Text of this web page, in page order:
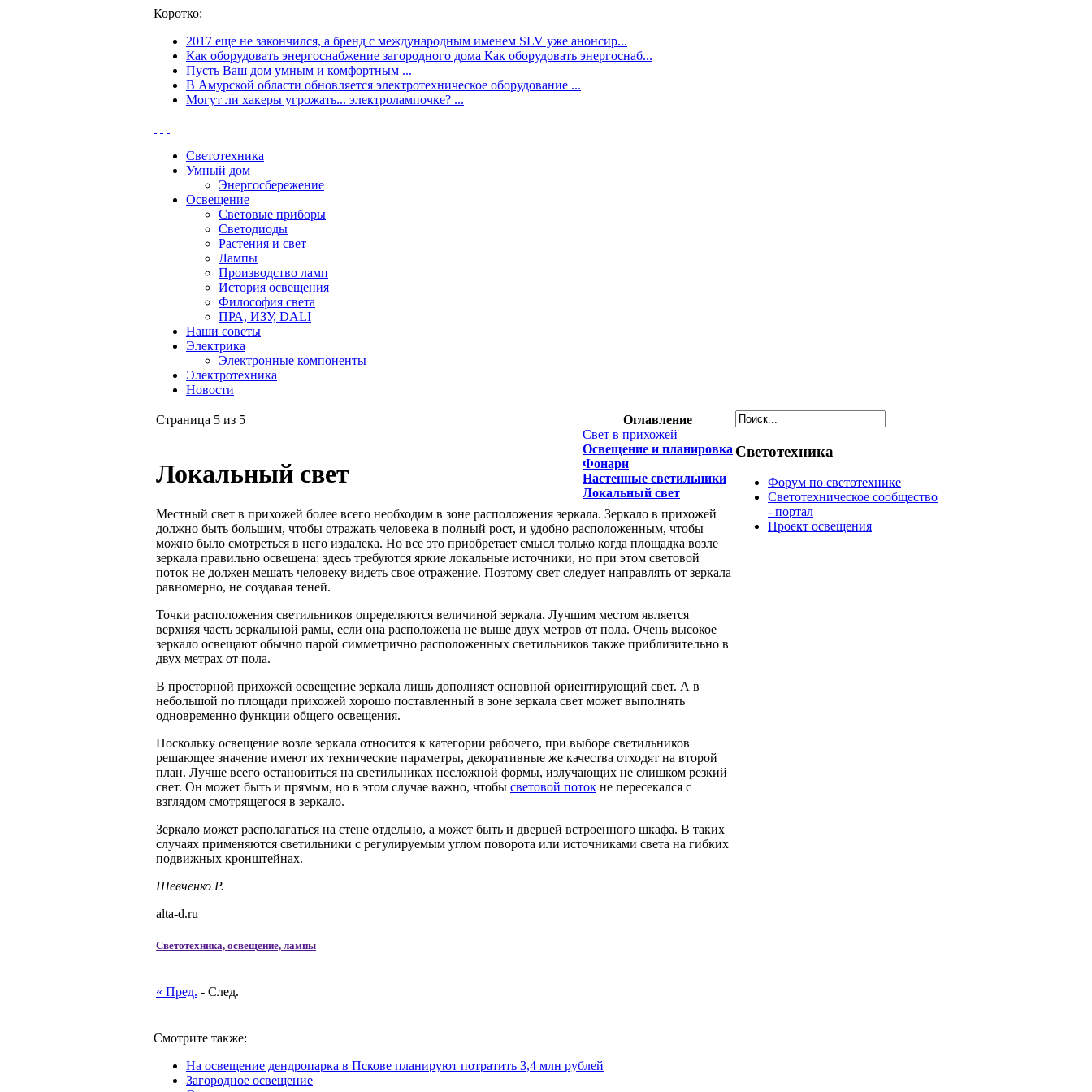
Коротко:
2017 еще не закончился, а бренд с международным именем SLV уже анонсир...
Как оборудовать энергоснабжение загородного дома Как оборудовать энергоснаб...
Пусть Ваш дом умным и комфортным ...
В Амурской области обновляется электротехническое оборудование ...
Могут ли хакеры угрожать... электролампочке? ...
Светотехника
Умный дом
Энергосбережение
Освещение
Световые приборы
Светодиоды
Растения и свет
Лампы
Производство ламп
История освещения
Философия света
ПРА, ИЗУ, DALI
Наши советы
Электрика
Электронные компоненты
Электротехника
Новости
Оглавление
Свет в прихожей
Освещение и планировка
Фонари
Настенные светильники
Локальный свет
Страница 5 из 5
Локальный свет
Местный свет в прихожей более всего необходим в зоне расположения зеркала. Зеркало в прихожей
должно быть большим, чтобы отражать человека в полный рост, и удобно расположенным, чтобы
можно было смотреться в него издалека. Но все это приобретает смысл только когда площадка возле
зеркала правильно освещена: здесь требуются яркие локальные источники, но при этом световой
поток не должен мешать человеку видеть свое отражение. Поэтому свет следует направлять от зеркала
равномерно, не создавая теней.
Точки расположения светильников определяются величиной зеркала. Лучшим местом является
верхняя часть зеркальной рамы, если она расположена не выше двух метров от пола. Очень высокое
зеркало освещают обычно парой симметрично расположенных светильников также приблизительно в
двух метрах от пола.
В просторной прихожей освещение зеркала лишь дополняет основной ориентирующий свет. А в
небольшой по площади прихожей хорошо поставленный в зоне зеркала свет может выполнять
одновременно функции общего освещения.
Поскольку освещение возле зеркала относится к категории рабочего, при выборе светильников
решающее значение имеют их технические параметры, декоративные же качества отходят на второй
план. Лучше всего остановиться на светильниках несложной формы, излучающих не слишком резкий
свет. Он может быть и прямым, но в этом случае важно, чтобы световой поток не пересекался с
взглядом смотрящегося в зеркало.
Зеркало может располагаться на стене отдельно, а может быть и дверцей встроенного шкафа. В таких
случаях применяются светильники с регулируемым углом поворота или источниками света на гибких
подвижных кронштейнах.
Шевченко Р.
alta-d.ru
Светотехника, освещение, лампы
« Пред. - След.
Смотрите также:
На освещение дендропарка в Пскове планируют потратить 3,4 млн рублей
Загородное освещение
Светотехника
Форум по светотехнике
Светотехническое сообщество
- портал
Проект освещения